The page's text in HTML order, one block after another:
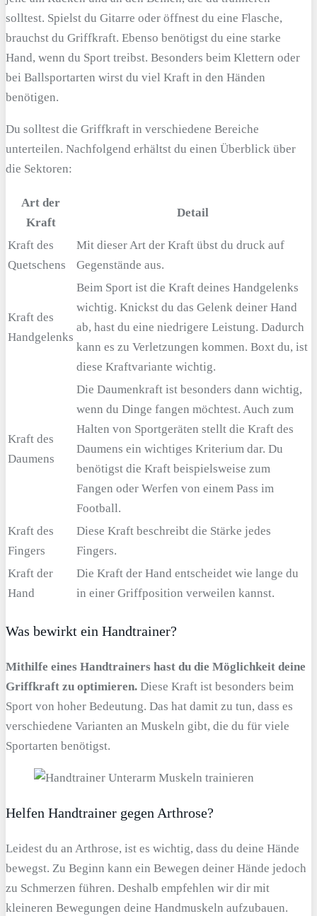
solltest. Spielst du Gitarre oder öffnest du eine Flasche,
brauchst du Griffkraft. Ebenso benötigst du eine starke
Hand, wenn du Sport treibst. Besonders beim Klettern oder
bei Ballsportarten wirst du viel Kraft in den Händen
benötigen.
Du solltest die Griffkraft in verschiedene Bereiche
unterteilen. Nachfolgend erhältst du einen Überblick über
die Sektoren:
Art der
Kraft
Detail
Kraft des
Quetschens
Mit dieser Art der Kraft übst du druck auf
Gegenstände aus.
Kraft des
Handgelenks
Beim Sport ist die Kraft deines Handgelenks
wichtig. Knickst du das Gelenk deiner Hand
ab, hast du eine niedrigere Leistung. Dadurch
kann es zu Verletzungen kommen. Boxt du, ist
diese Kraftvariante wichtig.
Kraft des
Daumens
Die Daumenkraft ist besonders dann wichtig,
wenn du Dinge fangen möchtest. Auch zum
Halten von Sportgeräten stellt die Kraft des
Daumens ein wichtiges Kriterium dar. Du
benötigst die Kraft beispielsweise zum
Fangen oder Werfen von einem Pass im
Football.
Kraft des
Fingers
Diese Kraft beschreibt die Stärke jedes
Fingers.
Kraft der
Hand
Die Kraft der Hand entscheidet wie lange du
in einer Griffposition verweilen kannst.
Was bewirkt ein Handtrainer?
Mithilfe eines Handtrainers hast du die Möglichkeit deine
Griffkraft zu optimieren. Diese Kraft ist besonders beim
Sport von hoher Bedeutung. Das hat damit zu tun, dass es
verschiedene Varianten an Muskeln gibt, die du für viele
Sportarten benötigst.
Helfen Handtrainer gegen Arthrose?
Leidest du an Arthrose, ist es wichtig, dass du deine Hände
bewegst. Zu Beginn kann ein Bewegen deiner Hände jedoch
zu Schmerzen führen. Deshalb empfehlen wir dir mit
kleineren Bewegungen deine Handmuskeln aufzubauen.